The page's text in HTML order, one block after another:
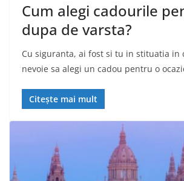
Cum alegi cadourile
dupa de varsta?
Cu siguranta, ai fost si tu in stituatia in
nevoie sa alegi un cadou pentru o
Citește mai mult